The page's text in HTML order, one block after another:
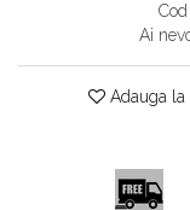
Ai
Adauga la